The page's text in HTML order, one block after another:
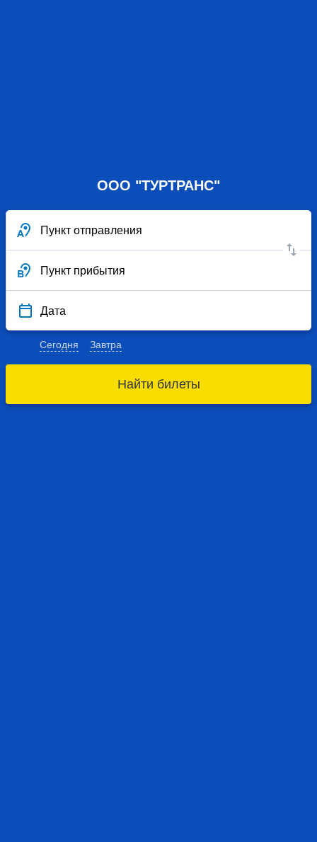
ООО "ТУРТРАНС"
Пункт отправления
Пункт прибытия
Дата
Сегодня Завтра
Найти билеты